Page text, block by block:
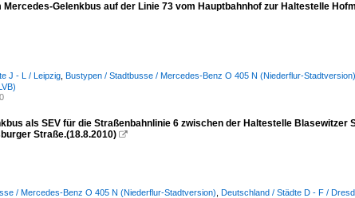
Mercedes-Gelenkbus auf der Linie 73 vom Hauptbahnhof zur Haltestelle
J - L / Leipzig Bustypen / Stadtbusse / Mercedes-Benz O 405 N (Niederflur-Stadtversion)
als SEV für die Straßenbahnlinie 6 zwischen der Haltestelle
Straße.(18.8.2010) 
/ Mercedes-Benz O 405 N (Niederflur-Stadtversion) Deutschland / Städte D - F /